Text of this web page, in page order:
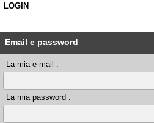
LOGIN
Email e password
La mia e-mail :
La mia password :